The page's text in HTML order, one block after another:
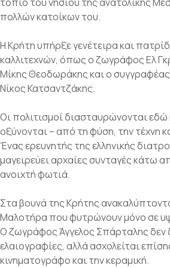
τοπίο του νησιού της ανατολικής
πολλών κατοίκων του.
Η Κρήτη υπήρξε γενέτειρα και
καλλιτεχνών, όπως ο ζωγράφος Ελ
Μίκης Θεοδωράκης και ο συγγραφέας
Νίκος Κατσαντζάκης.
Οι πολιτισμοί διασταυρώνονται εδώ
οξύνονται – από τη φύση, την τέχνη
Ένας ερευνητής της ελληνικής
μαγειρεύει αρχαίες συνταγές κάτω
ανοιχτή φωτιά.
Στα βουνά της Κρήτης
Μαλοτήρα που φυτρώνουν μόνο σε
Ο ζωγράφος Άγγελος Σπάρταλης δεν
ελαιογραφίες, αλλά ασχολείται
κινηματογράφο και την κεραμική.